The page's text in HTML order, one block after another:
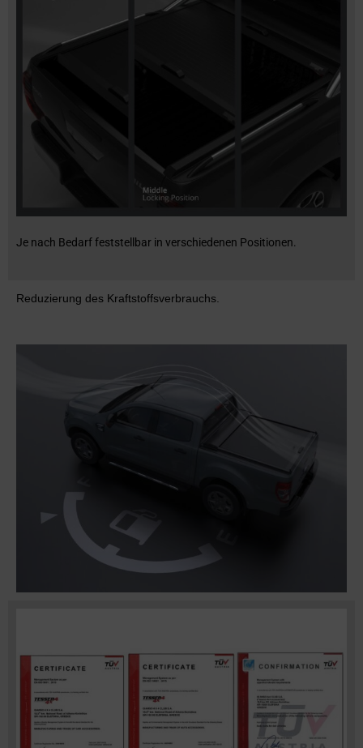
Je nach Bedarf feststellbar in verschiedenen Positionen.
Reduzierung des Kraftstoffsverbrauchs.